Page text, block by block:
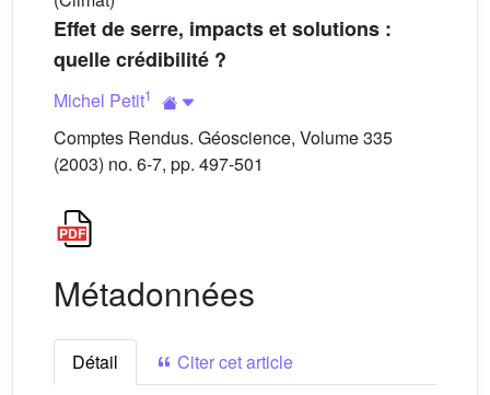
Effet de serre, impacts et solutions :
quelle crédibilité ?
Michel Petit1
Comptes Rendus. Géoscience, Volume 335
(2003) no. 6-7, pp. 497-501
Métadonnées
Détail
Citer cet article